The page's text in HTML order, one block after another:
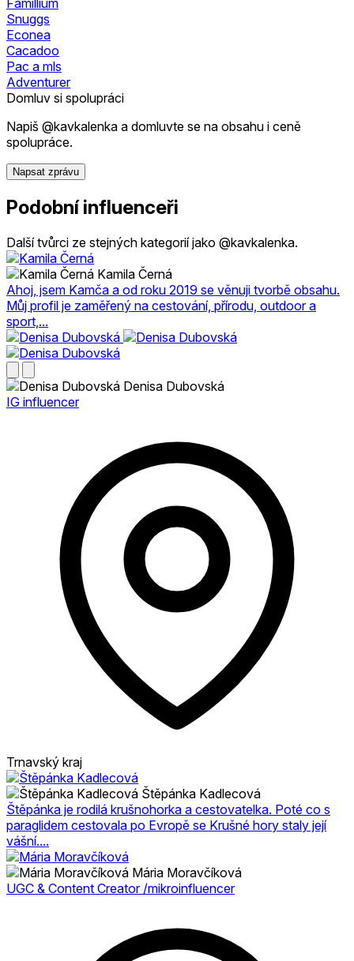
Snuggs
Econea
Cacadoo
Pac a mls
Adventurer
Domluv si spolupráci
Napiš @kavkalenka a domluvte se na obsahu i ceně
spolupráce.
Napsat zprávu
Podobní influenceři
Další tvůrci ze stejných kategorií jako @kavkalenka.
Kamila Černá
Ahoj, jsem Kamča a od roku 2019 se věnuji tvorbě obsahu.
Můj profil je zaměřený na cestování, přírodu, outdoor a
sport,...
Denisa Dubovská
IG influencer
Trnavský kraj
Štěpánka Kadlecová
Štěpánka je rodilá krušnohorka a cestovatelka. Poté co s
paraglidem cestovala po Evropě se Krušné hory staly její
vášní....
Mária Moravčíková
UGC & Content Creator /mikroinfluencer